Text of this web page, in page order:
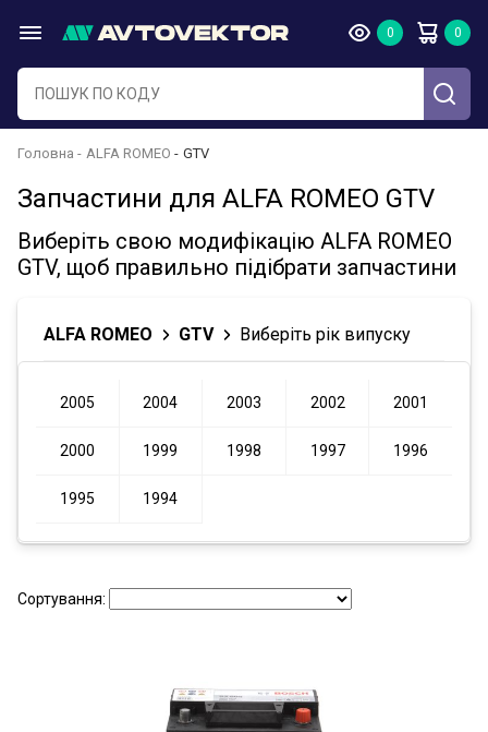
Головна ALFA ROMEO GTV
Запчастини для ALFA ROMEO GTV
Виберіть свою модифікацію ALFA ROMEO
GTV, щоб правильно підібрати запчастини
ALFA ROMEO GTV Виберіть рік випуску
2005 2004 2003 2002 2001
2000 1999 1998 1997 1996
1995 1994
Сортування: